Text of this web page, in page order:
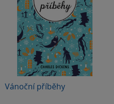
Vánoční příběhy